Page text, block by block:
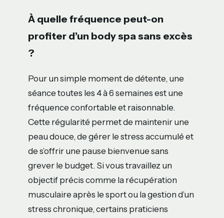
À quelle fréquence peut-on
profiter d’un body spa sans excès
?
Pour un simple moment de détente, une
séance toutes les 4 à 6 semaines est une
fréquence confortable et raisonnable.
Cette régularité permet de maintenir une
peau douce, de gérer le stress accumulé et
de s’offrir une pause bienvenue sans
grever le budget. Si vous travaillez un
objectif précis comme la récupération
musculaire après le sport ou la gestion d’un
stress chronique, certains praticiens